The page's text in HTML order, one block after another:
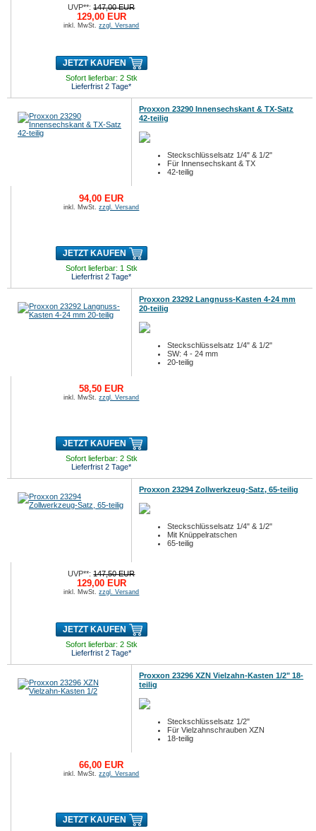
UVP**:147,00 EUR
129,00 EUR
inkl. MwSt.zzgl. Versand
JETZT KAUFEN
Sofort lieferbar: 2 Stk
Lieferfrist 2 Tage*
Proxxon 23290 Innensechskant & TX-Satz
42-teilig
Steckschlüsselsatz 1/4" & 1/2"
Für Innensechskant & TX
42-teilig
94,00 EUR
inkl. MwSt.zzgl. Versand
JETZT KAUFEN
Sofort lieferbar: 1 Stk
Lieferfrist 2 Tage*
Proxxon 23292 Langnuss-Kasten 4-24 mm
20-teilig
Steckschlüsselsatz 1/4" & 1/2"
SW: 4 - 24 mm
20-teilig
58,50 EUR
inkl. MwSt.zzgl. Versand
JETZT KAUFEN
Sofort lieferbar: 2 Stk
Lieferfrist 2 Tage*
Proxxon 23294 Zollwerkzeug-Satz, 65-teilig
Steckschlüsselsatz 1/4" & 1/2"
Mit Knüppelratschen
65-teilig
UVP**:147,50 EUR
129,00 EUR
inkl. MwSt.zzgl. Versand
JETZT KAUFEN
Sofort lieferbar: 2 Stk
Lieferfrist 2 Tage*
Proxxon 23296 XZN Vielzahn-Kasten 1/2" 18-
teilig
Steckschlüsselsatz 1/2"
Für Vielzahnschrauben XZN
18-teilig
66,00 EUR
inkl. MwSt.zzgl. Versand
JETZT KAUFEN